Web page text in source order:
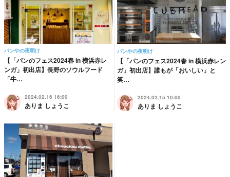
パンやの夜明け
【「パンのフェス2024春 in 横浜赤レ
ンガ」初出店】長野のソウルフード
「牛…
2024.02.16 16:00
ありま しょうこ
パンやの夜明け
【「パンのフェス2024春 in 横浜赤レン
ガ」初出店】誰もが「おいしい」と
笑…
2024.02.15 10:00
ありま しょうこ